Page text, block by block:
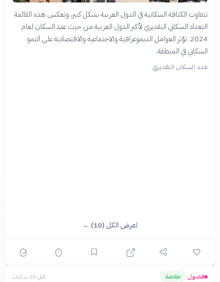
تتفاوت الكثافة السكانية في الدول العربية بشكل كبير، وتعكس هذه القائمة
التعداد السكاني التقديري لأكبر الدول العربية من حيث عدد السكان لعام
2024. تؤثر العوامل الديموغرافية والاجتماعية والاقتصادية على النمو
السكاني في المنطقة.
عدد السكان التقديري
اعرض الكل (10) ←
فضول› خلاصة قبل 10 ساعات